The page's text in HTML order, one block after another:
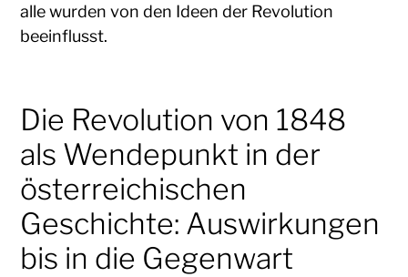
alle wurden von den Ideen der Revolution
beeinflusst.
Die Revolution von 1848
als Wendepunkt in der
österreichischen
Geschichte: Auswirkungen
bis in die Gegenwart